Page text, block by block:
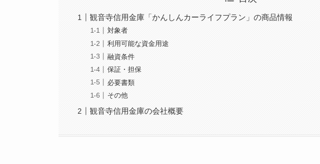
観音寺信用金庫「かんしんカーライフプラン」の商品情報
対象者
利用可能な資金用途
融資条件
保証・担保
必要書類
その他
観音寺信用金庫の会社概要